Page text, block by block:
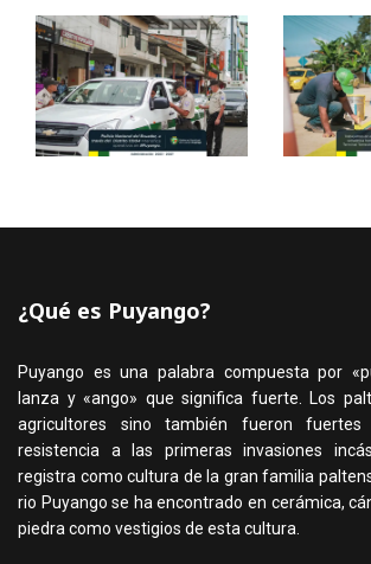
¿Qué es Puyango?
Puyango es una palabra compuesta por
lanza y «ango» que significa fuerte. Los
agricultores sino también fueron
resistencia a las primeras invasiones
registra como cultura de la gran familia
rio Puyango se ha encontrado en cerámica,
piedra como vestigios de esta cultura.